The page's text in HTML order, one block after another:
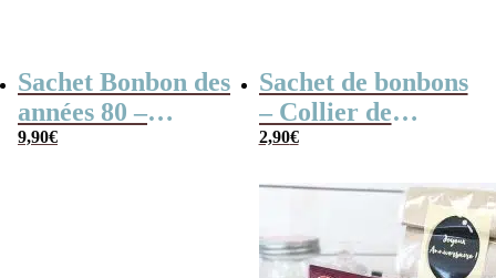
Sachet Bonbon des
années 80 –
“Anniversaire”
9,90€
Sachet de bonbons
– Collier de
bonbons x4 & de
Joyeux
Anniversaire
Pirate
2,90€